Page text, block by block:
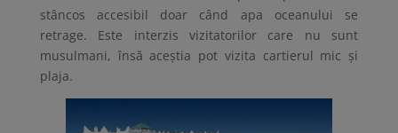
stâncos accesibil doar când apa oceanului se
retrage. Este interzis vizitatorilor care nu sunt
musulmani, însă aceștia pot vizita cartierul mic și
plaja.